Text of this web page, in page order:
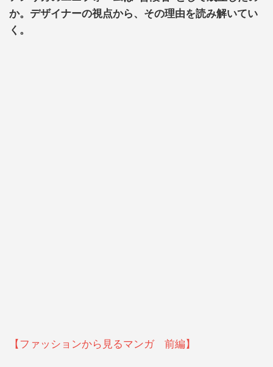
か。デザイナーの視点から、その理由を読み解いてい
く。
【ファッションから見るマンガ 前編】